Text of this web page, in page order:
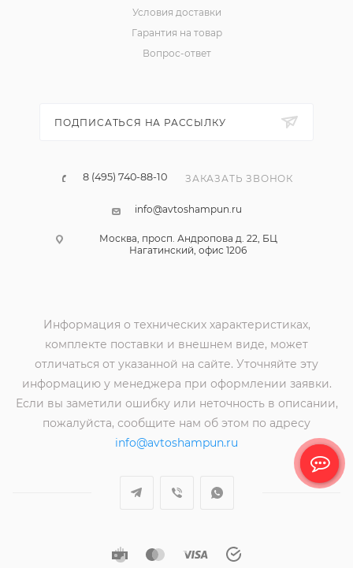
Условия доставки
Гарантия на товар
Вопрос-ответ
ПОДПИСАТЬСЯ НА РАССЫЛКУ
8 (495) 740-88-10 ЗАКАЗАТЬ ЗВОНОК
info@avtoshampun.ru
Москва, просп. Андропова д. 22, БЦ
Нагатинский, офис 1206
Информация о технических характеристиках,
комплекте поставки и внешнем виде, может
отличаться от указанной на сайте. Уточняйте эту
информацию у менеджера при оформлении заявки.
Если вы заметили ошибку или неточность в описании,
пожалуйста, сообщите нам об этом по адресу
info@avtoshampun.ru